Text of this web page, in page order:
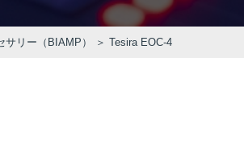
サリー（BIAMP） ＞ Tesira EOC-4